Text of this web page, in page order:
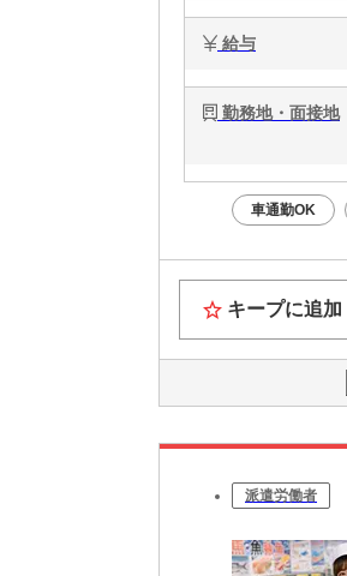
給与
勤務地・面接地
車通勤OK
キープに追加
派遣労働者